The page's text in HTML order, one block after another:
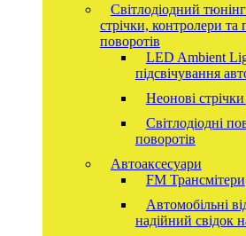
Світлодіодний
стрічки, контролери та
поворотів
LED Ambient
підсвічування
Неонові
Світлодіодні
поворотів
Автоаксесуари
FM Трансмітери
Автомобільні
надійний свідок